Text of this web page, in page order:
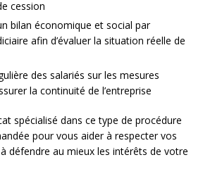
cession
bilan économique et social par
afin d’évaluer la situation réelle de
des salariés sur les mesures
la continuité de l’entreprise
spécialisé dans ce type de procédure
pour vous aider à respecter vos
défendre au mieux les intérêts de votre